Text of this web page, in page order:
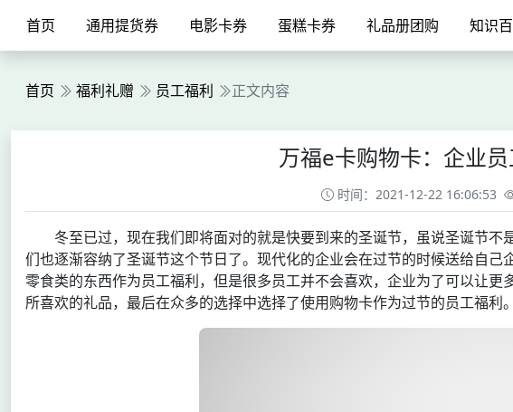
首页 通用提货券 电影卡券 蛋糕卡券 礼品册团购 知识
首页 福利礼赠 员工福利 正文内容
万福e卡购物卡：企业
时间：2021-12-22 16:06:53
冬至已过，现在我们即将面对的就是快要到来的圣诞节，虽说圣诞节
们也逐渐容纳了圣诞节这个节日了。现代化的企业会在过节的时候送给自
零食类的东西作为员工福利，但是很多员工并不会喜欢，企业为了可以让
所喜欢的礼品，最后在众多的选择中选择了使用购物卡作为过节的员工福利。